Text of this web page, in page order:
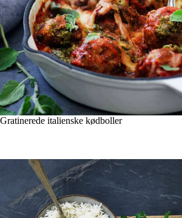
Gratinerede italienske kødboller